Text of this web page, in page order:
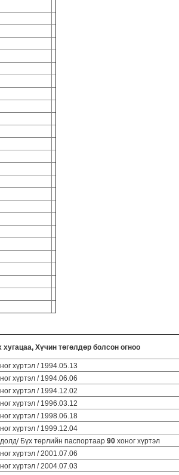
хугацаа, Хүчин төгөлдөр болсон огноо
хүртэл / 1994.05.13
хүртэл / 1994.06.06
хүртэл / 1994.12.02
хүртэл / 1996.03.12
хүртэл / 1998.06.18
хүртэл / 1999.12.04
Бүх төрлийн паспортаар 90 хоног хүртэл
хүртэл / 2001.07.06
хүртэл / 2004.07.03